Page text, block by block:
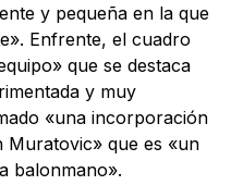
y pequeña en la que
Enfrente, el cuadro
que se destaca
y muy
«una incorporación
Muratovic» que es «un
balonmano».